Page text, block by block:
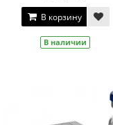
В корзину
В наличии